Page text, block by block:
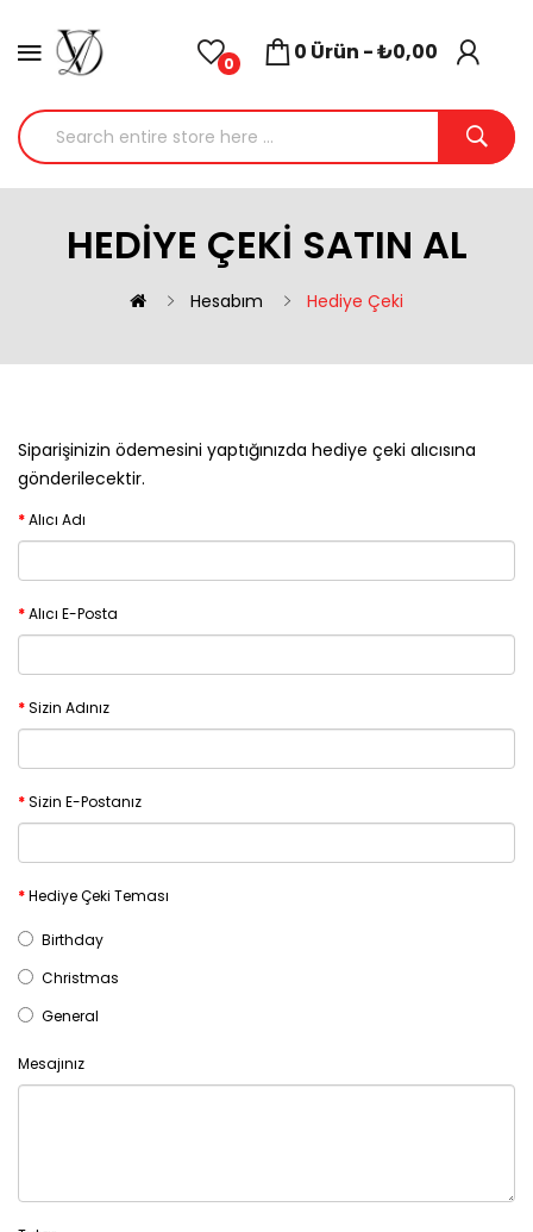
0 0 Ürün - ₺0,00
HEDIYE ÇEKI SATIN AL
Hesabım Hediye Çeki
Siparişinizin ödemesini yaptığınızda hediye çeki alıcısına
gönderilecektir.
Alıcı Adı
Alıcı E-Posta
Sizin Adınız
Sizin E-Postanız
Hediye Çeki Teması
Birthday
Christmas
General
Mesajınız